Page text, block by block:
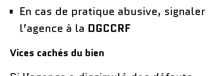
En cas de pratique abusive, signaler
l’agence à la DGCCRF
Vices cachés du bien